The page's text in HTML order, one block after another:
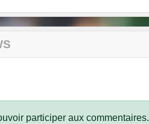
participer aux commentaires.